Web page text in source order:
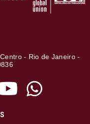
- Rio de Janeiro -